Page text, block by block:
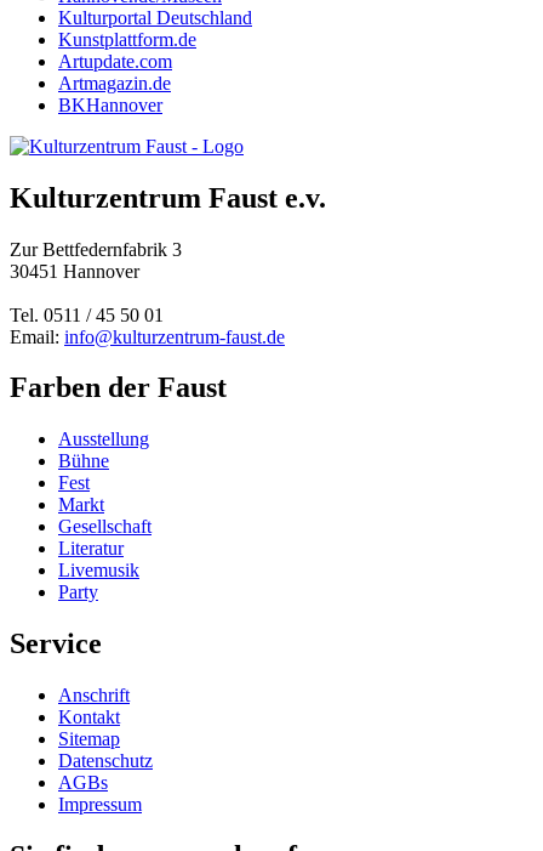
Kulturportal Deutschland
Kunstplattform.de
Artupdate.com
Artmagazin.de
BKHannover
Kulturzentrum Faust e.v.
Zur Bettfedernfabrik 3
30451 Hannover
Tel. 0511 / 45 50 01
Email: info@kulturzentrum-faust.de
Farben der Faust
Ausstellung
Bühne
Fest
Markt
Gesellschaft
Literatur
Livemusik
Party
Service
Anschrift
Kontakt
Sitemap
Datenschutz
AGBs
Impressum